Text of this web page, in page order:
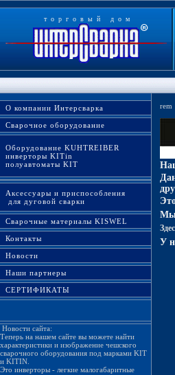
торговый дом
О компании Интерсварка
Сварочное оборудование
Оборудование KUHTREIBER
инверторы KITin
полуавтоматы KIT
Аксессуары и приспособления
для дуговой сварки
Сварочные материалы KISWEL
Контакты
Новости
Наши партнеры
СЕРТИФИКАТЫ
Новости сайта:
Теперь на нашем сайте вы можете найти
характеристики и изображение чешского
сварочного оборудования под марками KIT
и KITIN.
Это инверторы - легкие малогабаритные
rem
Мы
У